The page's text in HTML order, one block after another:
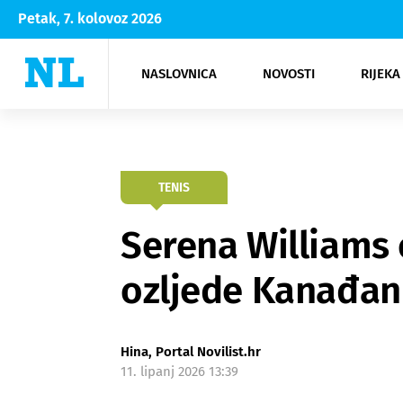
Petak, 7. kolovoz 2026
NASLOVNICA NOVOSTI
Rijeka Opatija
NK
Moda
Kultura
TENIS
Serena
ozljede
Hina, Portal Novilist.hr
11. lipanj 2026 13:39